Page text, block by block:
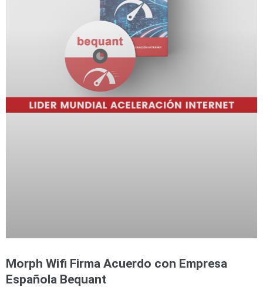
Morph Wifi Firma Acuerdo con Empresa
Española Bequant